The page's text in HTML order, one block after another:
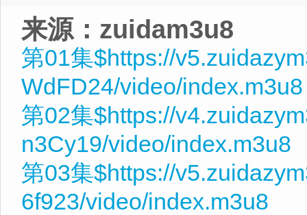
来源：zuidam3u8
第01集$https://
WdFD24/video/index.m3u8
第02集$https://
n3Cy19/video/index.m3u8
第03集$https://
6f923/video/index.m3u8